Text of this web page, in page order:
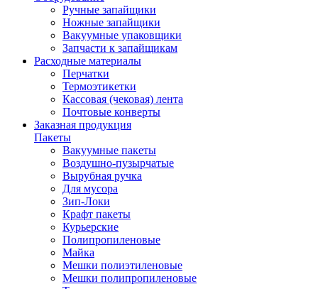
Ручные запайщики
Ножные запайщики
Вакуумные упаковщики
Запчасти к запайщикам
Расходные материалы
Перчатки
Термоэтикетки
Кассовая (чековая) лента
Почтовые конверты
Заказная продукция
Пакеты
Вакуумные пакеты
Воздушно-пузырчатые
Вырубная ручка
Для мусора
Зип-Локи
Крафт пакеты
Курьерские
Полипропиленовые
Майка
Мешки полиэтиленовые
Мешки полипропиленовые